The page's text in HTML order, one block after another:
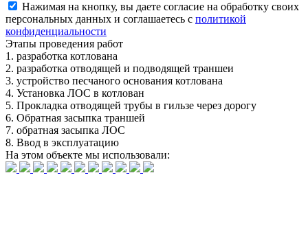
Нажимая на кнопку, вы даете согласие на обработку своих
персональных данных и соглашаетесь с политикой
конфиденциальности
Этапы проведения работ
1. разработка котлована
2. разработка отводящей и подводящей траншеи
3. устройство песчаного основания котлована
4. Установка ЛОС в котлован
5. Прокладка отводящей трубы в гильзе через дорогу
6. Обратная засыпка траншей
7. обратная засыпка ЛОС
8. Ввод в эксплуатацию
На этом объекте мы использовали: